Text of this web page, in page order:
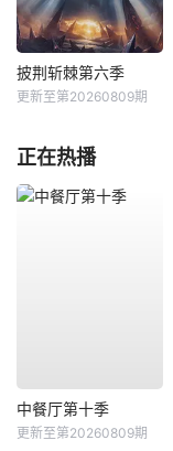
披荆斩棘第六季
更新至第20260809期
正在热播
中餐厅第十季
更新至第20260809期